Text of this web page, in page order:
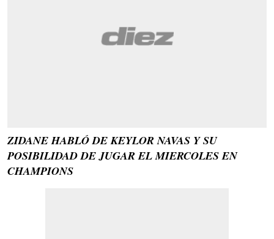
ZIDANE HABLÓ DE KEYLOR NAVAS Y SU
POSIBILIDAD DE JUGAR EL MIERCOLES EN
CHAMPIONS